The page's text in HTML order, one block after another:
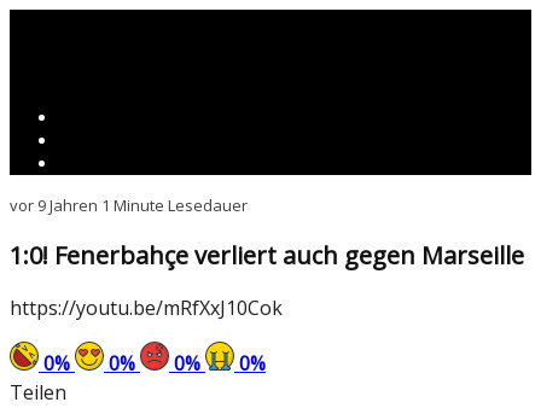
vor 9 Jahren 1 Minute Lesedauer
1:0! Fenerbahçe verliert auch gegen Marseille
https://youtu.be/mRfXxJ10Cok
0% 0% 0% 0%
Teilen